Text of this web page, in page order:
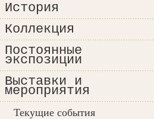
История
Коллекция
Постоянные
экспозиции
Выставки и
мероприятия
Текущие события